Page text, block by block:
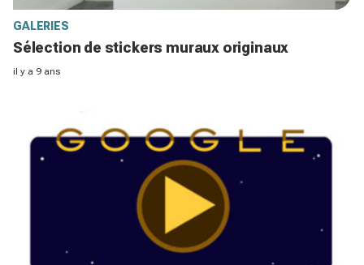
GALERIES
Sélection de stickers muraux originaux
il y a 9 ans